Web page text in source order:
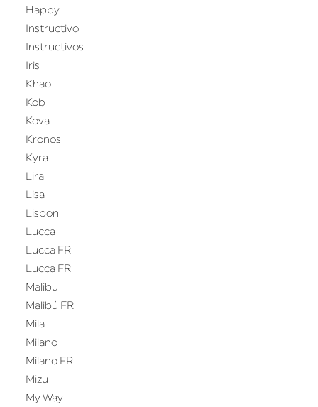
Happy
Instructivo
Instructivos
Iris
Khao
Kob
Kova
Kronos
Kyra
Lira
Lisa
Lisbon
Lucca
Lucca FR
Lucca FR
Malibu
Malibú FR
Mila
Milano
Milano FR
Mizu
My Way